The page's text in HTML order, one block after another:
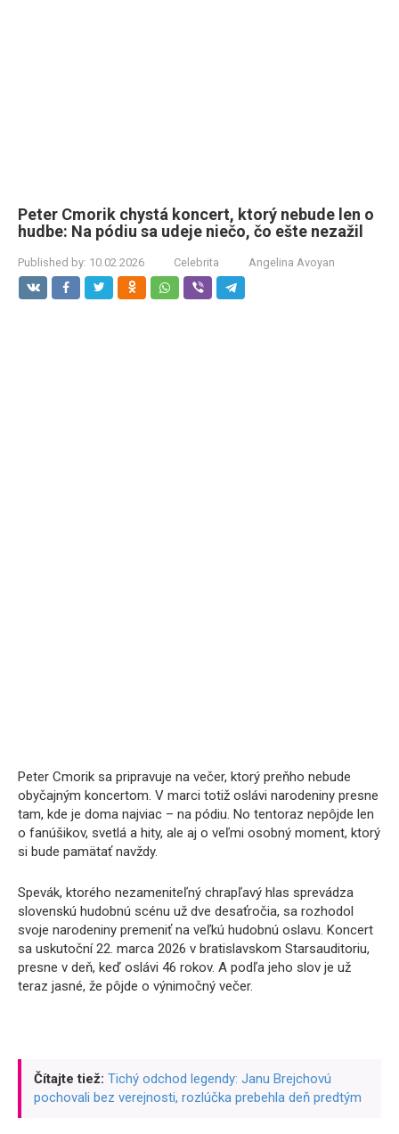
Peter Cmorik chystá koncert, ktorý nebude len o
hudbe: Na pódiu sa udeje niečo, čo ešte nezažil
Published by: 10.02.2026 Celebrita Angelina Avoyan
Peter Cmorik sa pripravuje na večer, ktorý preňho nebude
obyčajným koncertom. V marci totiž oslávi narodeniny presne
tam, kde je doma najviac – na pódiu. No tentoraz nepôjde len
o fanúšikov, svetlá a hity, ale aj o veľmi osobný moment, ktorý
si bude pamätať navždy.
Spevák, ktorého nezameniteľný chrapľavý hlas sprevádza
slovenskú hudobnú scénu už dve desaťročia, sa rozhodol
svoje narodeniny premeniť na veľkú hudobnú oslavu. Koncert
sa uskutoční 22. marca 2026 v bratislavskom Starsauditoriu,
presne v deň, keď oslávi 46 rokov. A podľa jeho slov je už
teraz jasné, že pôjde o výnimočný večer.
Čítajte tiež: Tichý odchod legendy: Janu Brejchovú
pochovali bez verejnosti, rozlúčka prebehla deň predtým